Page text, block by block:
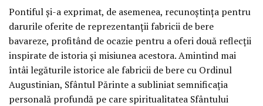
Pontiful și-a exprimat, de asemenea, recunoștința pentru
darurile oferite de reprezentanții fabricii de bere
bavareze, profitând de ocazie pentru a oferi două reflecții
inspirate de istoria și misiunea acestora. Amintind mai
întâi legăturile istorice ale fabricii de bere cu Ordinul
Augustinian, Sfântul Părinte a subliniat semnificația
personală profundă pe care spiritualitatea Sfântului